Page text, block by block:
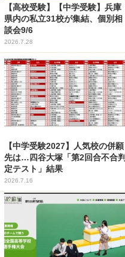
【高校受験】【中学受験】兵庫
県内の私立31校が集結、個別相
談会9/6
2026.7.28
【中学受験2027】人気校の併願
先は…四谷大塚「第2回合不合判
定テスト」結果
2026.7.16